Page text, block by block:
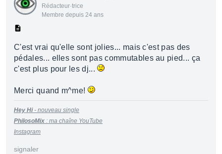
Rédacteur·trice
Membre depuis 24 ans
C'est vrai qu'elle sont jolies... mais c'est pas des
pédales... elles sont pas commutables au pied... ça
c'est plus pour les dj...
Merci quand m^me!
Hey Hi- nouveau single
PhilosoMix : ma chaîne YouTube
Instagram
signaler